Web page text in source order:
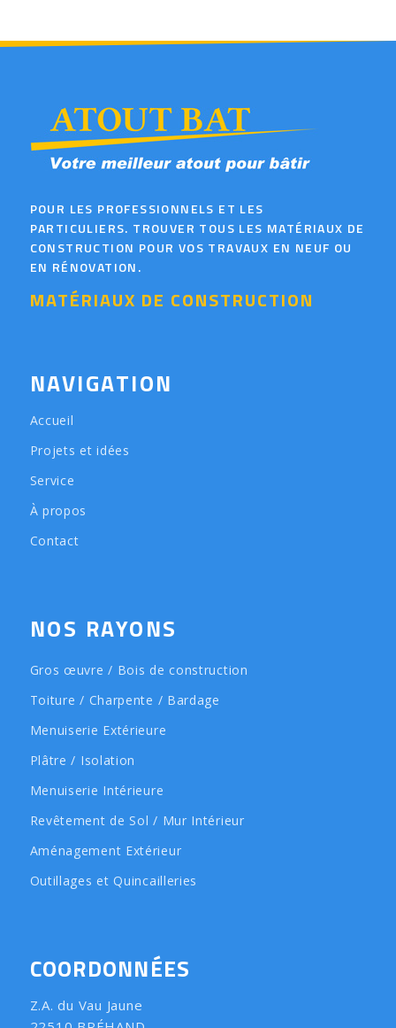
POUR LES PROFESSIONNELS ET LES
PARTICULIERS. TROUVER TOUS LES MATÉRIAUX DE
CONSTRUCTION POUR VOS TRAVAUX EN NEUF OU
EN RÉNOVATION.
MATÉRIAUX DE CONSTRUCTION
NAVIGATION
Accueil
Projets et idées
Service
À propos
Contact
NOS RAYONS
Gros œuvre / Bois de construction
Toiture / Charpente / Bardage
Menuiserie Extérieure
Plâtre / Isolation
Menuiserie Intérieure
Revêtement de Sol / Mur Intérieur
Aménagement Extérieur
Outillages et Quincailleries
COORDONNÉES
Z.A. du Vau Jaune